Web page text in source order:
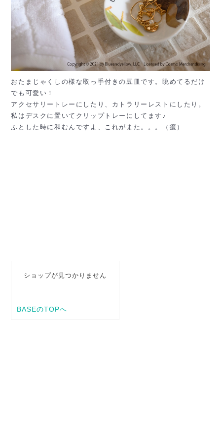
おたまじゃくしの様な取っ手付きの豆皿です。眺めてるだけ
でも可愛い！
アクセサリートレーにしたり、カトラリーレストにしたり。
私はデスクに置いてクリップトレーにしてます♪
ふとした時に和むんですよ、これがまた。。。（癒）